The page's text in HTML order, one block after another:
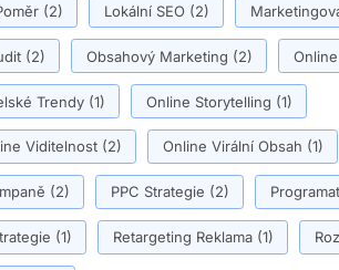
(2) Lokální SEO(2)
(2) Obsahový Marketing (2)
Trendy(1) Online Storytelling (1)
Viditelnost(2) Online Virální Obsah (1)
(2) PPC Strategie (2)
(1) Retargeting Reklama(1)